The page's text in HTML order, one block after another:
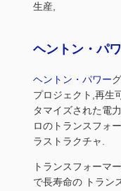
生産,
ヘントン・パ
ヘントン・パワー
プロジェクト,再生
タマイズされた電
ロのトランスフォ
ラストラクチャ.
トランスフォーマ
で長寿命の トラン